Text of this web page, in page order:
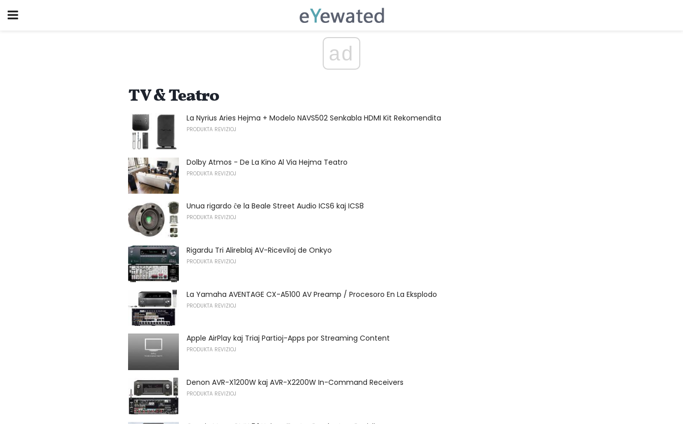
ad
TV & Teatro
La Nyrius Aries Hejma + Modelo NAVS502 Senkabla HDMI Kit Rekomendita
PRODUKTA REVIZIOJ
Dolby Atmos - De La Kino Al Via Hejma Teatro
PRODUKTA REVIZIOJ
Unua rigardo ĉe la Beale Street Audio ICS6 kaj ICS8
PRODUKTA REVIZIOJ
Rigardu Tri Alireblaj AV-Riceviloj de Onkyo
PRODUKTA REVIZIOJ
La Yamaha AVENTAGE CX-A5100 AV Preamp / Procesoro En La Eksplodo
PRODUKTA REVIZIOJ
Apple AirPlay kaj Triaj Partioj-Apps por Streaming Content
PRODUKTA REVIZIOJ
Denon AVR-X1200W kaj AVR-X2200W In-Command Receivers
PRODUKTA REVIZIOJ